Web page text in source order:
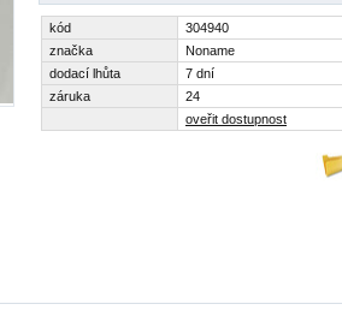
kód
304940
značka
Noname
dodací lhůta
7 dní
záruka
24
oveřit dostupnost